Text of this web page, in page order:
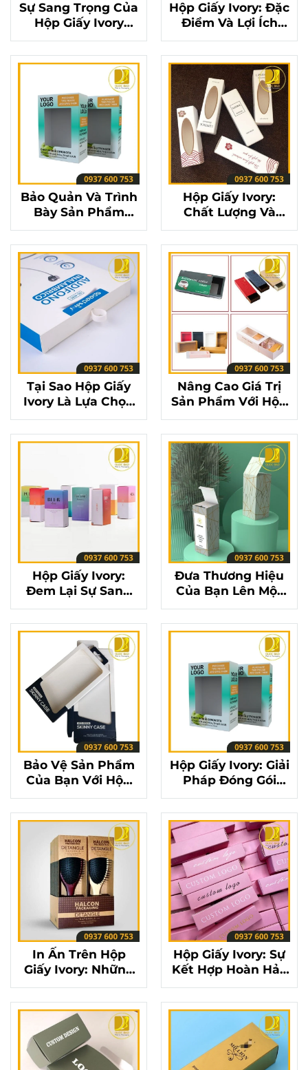
Sự Sang Trọng Của
Hộp Giấy Ivory
Trong Thị Trường
Bao Bì Cao Cấp
Hộp Giấy Ivory: Đặc
Điểm Và Lợi Ích
Của Loại Giấy Cao
Cấp
Bảo Quản Và Trình
Bày Sản Phẩm
Hoàn Hảo Với Hộp
Giấy Ivory
Hộp Giấy Ivory:
Chất Lượng Và
Thẩm Mỹ Đạt Đỉnh
Cao
Tại Sao Hộp Giấy
Ivory Là Lựa Chọn
Hoàn Hảo Cho Bao
Bì Sản Phẩm?
Nâng Cao Giá Trị
Sản Phẩm Với Hộp
Giấy Ivory Cao Cấp
Hộp Giấy Ivory:
Đem Lại Sự Sang
Trọng Và Tinh Tế
Cho Mỗi Sản Phẩm
Đưa Thương Hiệu
Của Bạn Lên Một
Tầm Cao Mới Với
Hộp Giấy Ivory
Bảo Vệ Sản Phẩm
Của Bạn Với Hộp
Giấy Ivory Chất
Lượng
Hộp Giấy Ivory: Giải
Pháp Đóng Gói
Tuyệt Vời Cho Các
Sản Phẩm Cao Cấp
In Ấn Trên Hộp
Giấy Ivory: Những
Điều Cần Biết Để
Có Bản In Đẹp
Nhất
Hộp Giấy Ivory: Sự
Kết Hợp Hoàn Hảo
Giữa Sang Trọng
Và Bền Bỉ